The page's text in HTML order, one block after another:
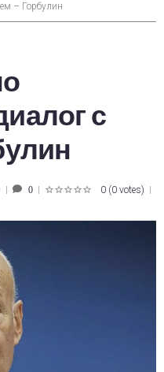
– Горбулин
с
0 0 (0 votes)